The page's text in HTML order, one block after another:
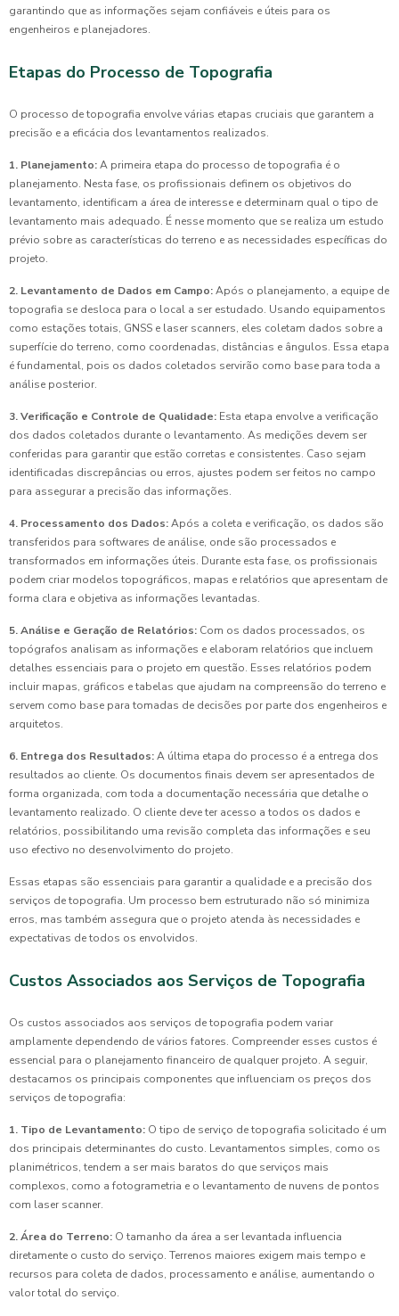
garantindo que as informações sejam confiáveis e úteis para os
engenheiros e planejadores.
Etapas do Processo de Topografia
O processo de topografia envolve várias etapas cruciais que garantem a
precisão e a eficácia dos levantamentos realizados.
1. Planejamento:A primeira etapa do processo de topografia é o
planejamento. Nesta fase, os profissionais definem os objetivos do
levantamento, identificam a área de interesse e determinam qual o tipo de
levantamento mais adequado. É nesse momento que se realiza um estudo
prévio sobre as características do terreno e as necessidades específicas do
projeto.
2. Levantamento de Dados em Campo:Após o planejamento, a equipe de
topografia se desloca para o local a ser estudado. Usando equipamentos
como estações totais, GNSS e laser scanners, eles coletam dados sobre a
superfície do terreno, como coordenadas, distâncias e ângulos. Essa etapa
é fundamental, pois os dados coletados servirão como base para toda a
análise posterior.
3. Verificação e Controle de Qualidade: Esta etapa envolve a verificação
dos dados coletados durante o levantamento. As medições devem ser
conferidas para garantir que estão corretas e consistentes. Caso sejam
identificadas discrepâncias ou erros, ajustes podem ser feitos no campo
para assegurar a precisão das informações.
4. Processamento dos Dados:Após a coleta e verificação, os dados são
transferidos para softwares de análise, onde são processados e
transformados em informações úteis. Durante esta fase, os profissionais
podem criar modelos topográficos, mapas e relatórios que apresentam de
forma clara e objetiva as informações levantadas.
5. Análise e Geração de Relatórios: Com os dados processados, os
topógrafos analisam as informações e elaboram relatórios que incluem
detalhes essenciais para o projeto em questão. Esses relatórios podem
incluir mapas, gráficos e tabelas que ajudam na compreensão do terreno e
servem como base para tomadas de decisões por parte dos engenheiros e
arquitetos.
6. Entrega dos Resultados:A última etapa do processo é a entrega dos
resultados ao cliente. Os documentos finais devem ser apresentados de
forma organizada, com toda a documentação necessária que detalhe o
levantamento realizado. O cliente deve ter acesso a todos os dados e
relatórios, possibilitando uma revisão completa das informações e seu
uso efectivo no desenvolvimento do projeto.
Essas etapas são essenciais para garantir a qualidade e a precisão dos
serviços de topografia. Um processo bem estruturado não só minimiza
erros, mas também assegura que o projeto atenda às necessidades e
expectativas de todos os envolvidos.
Custos Associados aos Serviços de Topografia
Os custos associados aos serviços de topografia podem variar
amplamente dependendo de vários fatores. Compreender esses custos é
essencial para o planejamento financeiro de qualquer projeto. A seguir,
destacamos os principais componentes que influenciam os preços dos
serviços de topografia:
1. Tipo de Levantamento: O tipo de serviço de topografia solicitado é um
dos principais determinantes do custo. Levantamentos simples, como os
planimétricos, tendem a ser mais baratos do que serviços mais
complexos, como a fotogrametria e o levantamento de nuvens de pontos
com laser scanner.
2. Área do Terreno: O tamanho da área a ser levantada influencia
diretamente o custo do serviço. Terrenos maiores exigem mais tempo e
recursos para coleta de dados, processamento e análise, aumentando o
valor total do serviço.